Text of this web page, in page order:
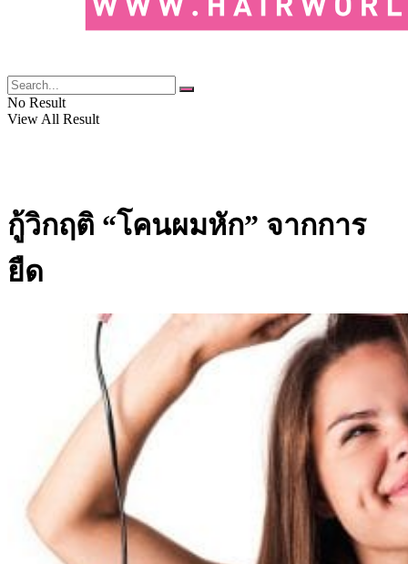
No Result
View All Result
กู้วิกฤติ “โคนผมหัก” จากการ
ยืด